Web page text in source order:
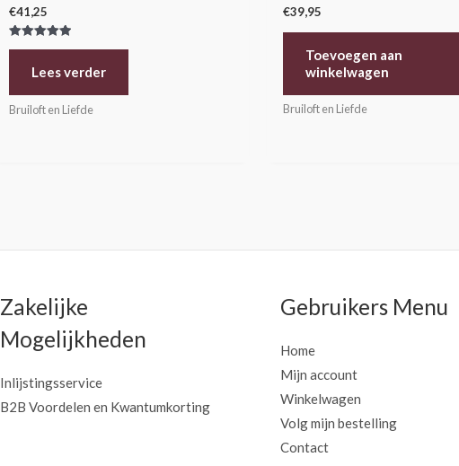
€41,25
Gewaardeerd
Lees verder
Bruiloft en Liefde
€39,95
Toevoegen aan
winkelwagen
Bruiloft en Liefde
Zakelijke
Mogelijkheden
Inlijstingsservice
B2B Voordelen en Kwantumkorting
Gebruikers Menu
Home
Mijn account
Winkelwagen
Volg mijn bestelling
Contact